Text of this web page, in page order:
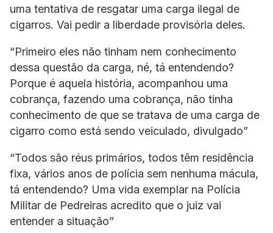
uma tentativa de resgatar uma carga ilegal de
cigarros. Vai pedir a liberdade provisória deles.
“Primeiro eles não tinham nem conhecimento
dessa questão da carga, né, tá entendendo?
Porque é aquela história, acompanhou uma
cobrança, fazendo uma cobrança, não tinha
conhecimento de que se tratava de uma carga de
cigarro como está sendo veiculado, divulgado”
“Todos são réus primários, todos têm residência
fixa, vários anos de polícia sem nenhuma mácula,
tá entendendo? Uma vida exemplar na Polícia
Militar de Pedreiras acredito que o juiz vai
entender a situação”